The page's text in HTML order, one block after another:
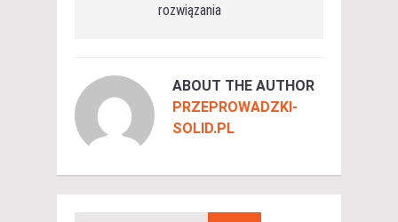
rozwiązania
ABOUT THE AUTHOR
PRZEPROWADZKI-
SOLID.PL